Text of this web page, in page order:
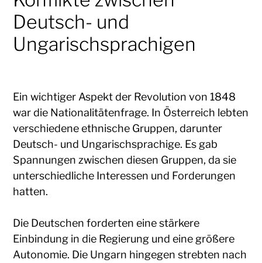
Deutsch- und
Ungarischsprachigen
Ein wichtiger Aspekt der Revolution von 1848
war die Nationalitätenfrage. In Österreich lebten
verschiedene ethnische Gruppen, darunter
Deutsch- und Ungarischsprachige. Es gab
Spannungen zwischen diesen Gruppen, da sie
unterschiedliche Interessen und Forderungen
hatten.
Die Deutschen forderten eine stärkere
Einbindung in die Regierung und eine größere
Autonomie. Die Ungarn hingegen strebten nach